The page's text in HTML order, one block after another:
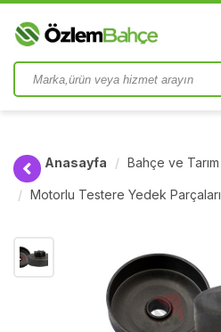
Anasayfa Bahçe ve Tarım
Motorlu Testere Yedek Parçaları